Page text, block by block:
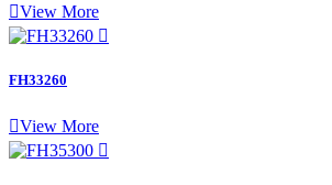
View More

FH33260
View More
